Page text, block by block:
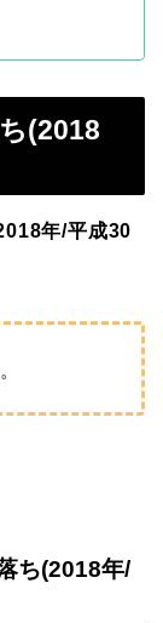
(2018
年/平成30
ち(2018年/